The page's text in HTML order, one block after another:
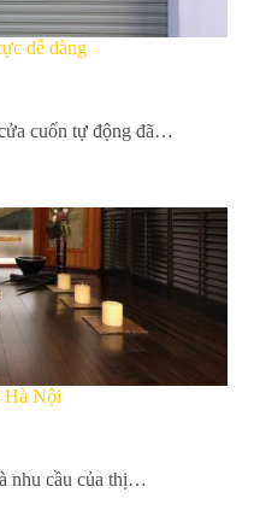
dễ dàng
cuốn tự động đã…
Hà Nội
nhu cầu của thị…